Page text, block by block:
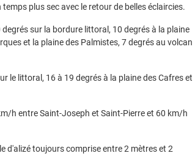
plus sec avec le retour de belles éclaircies.
sur la bordure littoral, 10 degrés à la plaine
et la plaine des Palmistes, 7 degrés au volcan
le littoral, 16 à 19 degrés à la plaine des Cafres et
h entre Saint-Joseph et Saint-Pierre et 60 km/h
d'alizé toujours comprise entre 2 mètres et 2